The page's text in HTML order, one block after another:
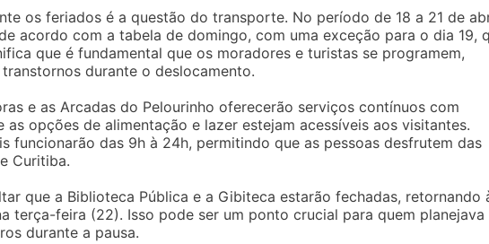
os feriados é a questão do transporte. No período de 18 a 21 de
acordo com a tabela de domingo, com uma exceção para o dia 19,
que é fundamental que os moradores e turistas se programem,
durante o deslocamento.
e as Arcadas do Pelourinho oferecerão serviços contínuos com
opções de alimentação e lazer estejam acessíveis aos visitantes.
funcionarão das 9h à 24h, permitindo que as pessoas desfrutem das
Curitiba.
que a Biblioteca Pública e a Gibiteca estarão fechadas, retornando
terça-feira (22). Isso pode ser um ponto crucial para quem planejava
durante a pausa.